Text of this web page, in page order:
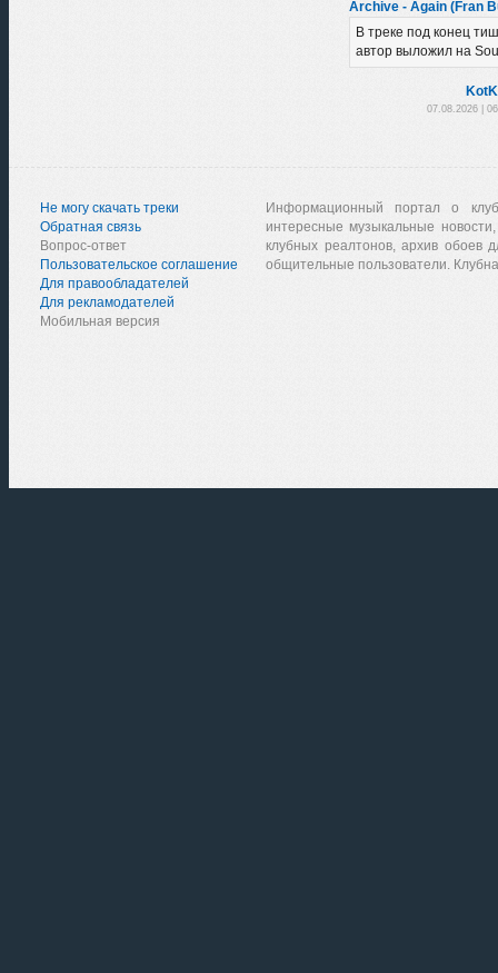
Archive - Again (Fran
В треке под конец
автор выложил на
07.08.2026 |
Не могу скачать треки
Обратная связь
Вопрос-ответ
Пользовательское соглашение
Для правообладателей
Для рекламодателей
Мобильная версия
Информационный портал о
интересные музыкальные
клубных реалтонов, архив обоев
общительные пользователи.